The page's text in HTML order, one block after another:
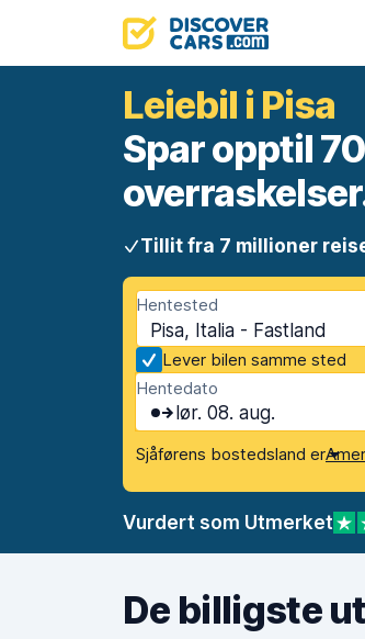
Leiebil i Pisa
Spar opptil
Tillit fra 7 millioner
Hentested
Pisa, Italia - Fastland
Lever bilen samme sted
Hentedato
lør. 08. aug.
Sjåførens bostedsland er
Vurdert som Utmerket
De billigste